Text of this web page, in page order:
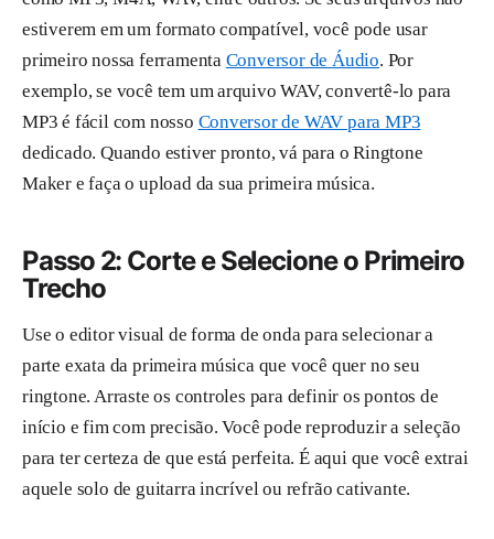
estiverem em um formato compatível, você pode usar
primeiro nossa ferramenta Conversor de Áudio. Por
exemplo, se você tem um arquivo WAV, convertê-lo para
MP3 é fácil com nosso Conversor de WAV para MP3
dedicado. Quando estiver pronto, vá para o Ringtone
Maker e faça o upload da sua primeira música.
Passo 2: Corte e Selecione o Primeiro
Trecho
Use o editor visual de forma de onda para selecionar a
parte exata da primeira música que você quer no seu
ringtone. Arraste os controles para definir os pontos de
início e fim com precisão. Você pode reproduzir a seleção
para ter certeza de que está perfeita. É aqui que você extrai
aquele solo de guitarra incrível ou refrão cativante.